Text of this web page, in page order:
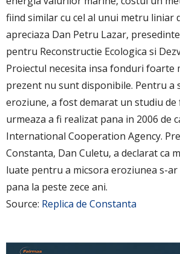
fiind similar cu cel al unui metru liniar
apreciaza Dan Petru Lazar,
pentru Reconstructie Ecologica si
Proiectul necesita insa fonduri foarte
prezent nu sunt disponibile. Pentru a
eroziune, a fost demarat un studiu de
urmeaza a fi realizat pana in 2006 de
International Cooperation Agency.
Constanta, Dan Culetu, a declarat ca
luate pentru a micsora eroziunea s-
pana la peste zece ani.
Source: Replica de Constanta